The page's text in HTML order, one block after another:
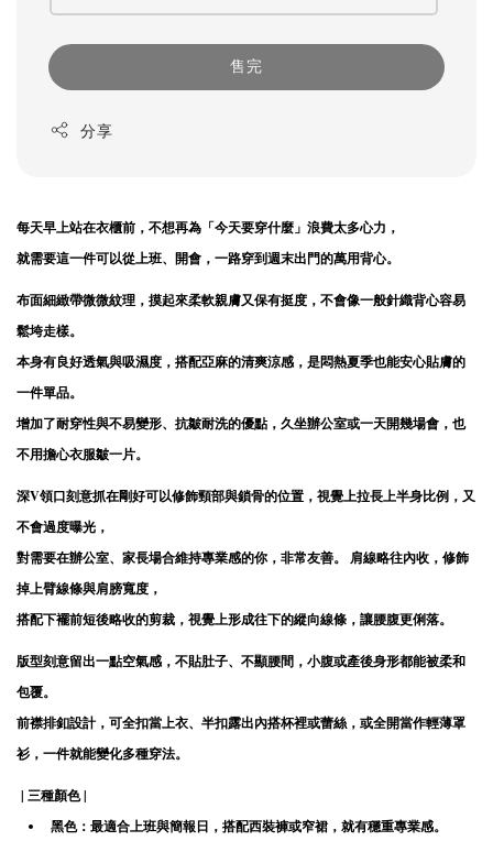
售完
分享
每天早上站在衣櫃前，不想再為「今天要穿什麼」浪費太多心力，
就需要這一件可以從上班、開會，一路穿到週末出門的萬用背心。
布面細緻帶微微紋理，摸起來柔軟親膚又保有挺度，不會像一般針織背心容易
鬆垮走樣。
本身有良好透氣與吸濕度，搭配亞麻的清爽涼感，是悶熱夏季也能安心貼膚的
一件單品。
增加了耐穿性與不易變形、抗皺耐洗的優點，久坐辦公室或一天開幾場會，也
不用擔心衣服皺一片。
深V領口刻意抓在剛好可以修飾頸部與鎖骨的位置，視覺上拉長上半身比例，又
不會過度曝光，
對需要在辦公室、家長場合維持專業感的你，非常友善。 肩線略往內收，修飾
掉上臂線條與肩膀寬度，
搭配下襬前短後略收的剪裁，視覺上形成往下的縱向線條，讓腰腹更俐落。
版型刻意留出一點空氣感，不貼肚子、不顯腰間，小腹或產後身形都能被柔和
包覆。
前襟排釦設計，可全扣當上衣、半扣露出內搭杯裡或蕾絲，或全開當作輕薄罩
衫，一件就能變化多種穿法。
| 三種顏色 |
黑色：最適合上班與簡報日，搭配西裝褲或窄裙，就有穩重專業感。